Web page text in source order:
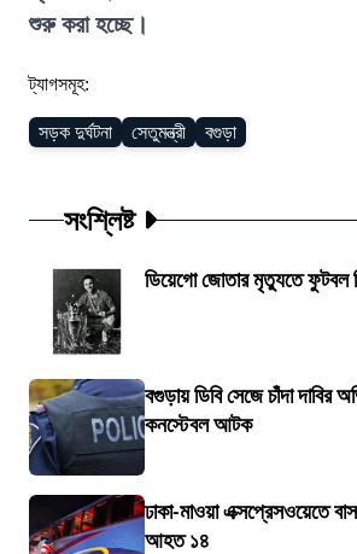
শুরু করা হচ্ছে।
ট্যাগসমূহ:
সড়ক দুর্ঘটনা সেতুমন্ত্রী বগুড়া
সংশ্লিষ্ট
ডিয়েগো জোতার মৃত্যুতে ফুটবল
বগুড়ায় ডিবি সেজে চাঁদা দাবির
কনস্টেবল আটক
ঢাকা-মাওয়া এক্সপ্রেসওয়েতে
আহত ১৪